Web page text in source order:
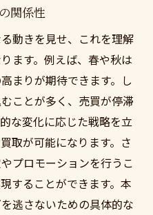
関係性
動きを見せ、これを理解
ます。例えば、春や秋は
まりが期待できます。し
ことが多く、売買が停滞
な変化に応じた戦略を立
取が可能になります。さ
プロモーションを行うこ
することができます。本
逃さないための具体的な